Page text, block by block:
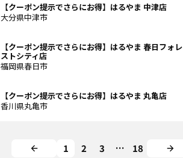
【クーポン提示でさらにお得】はるやま 中津店
大分県中津市
【クーポン提示でさらにお得】はるやま 春日フォレ
ストシティ店
福岡県春日市
【クーポン提示でさらにお得】はるやま 丸亀店
香川県丸亀市
1 2 3 … 18